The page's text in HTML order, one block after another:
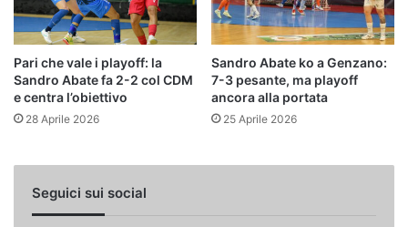
Pari che vale i playoff: la
Sandro Abate fa 2-2 col CDM
e centra l’obiettivo
28 Aprile 2026
Sandro Abate ko a Genzano:
7-3 pesante, ma playoff
ancora alla portata
25 Aprile 2026
Seguici sui social